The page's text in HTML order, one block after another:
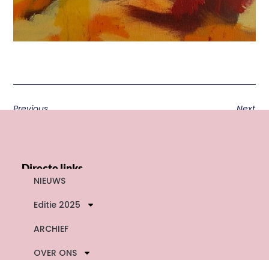
Previous Next
Directe links
NIEUWS
Editie 2025
ARCHIEF
OVER ONS